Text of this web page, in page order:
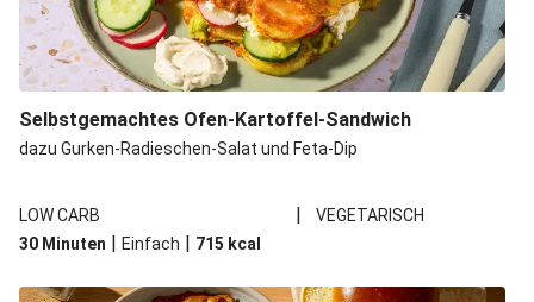
Selbstgemachtes Ofen-Kartoffel-Sandwich
dazu Gurken-Radieschen-Salat und Feta-Dip
LOW CARB |
VEGETARISCH
30 Minuten | Einfach | 715 kcal